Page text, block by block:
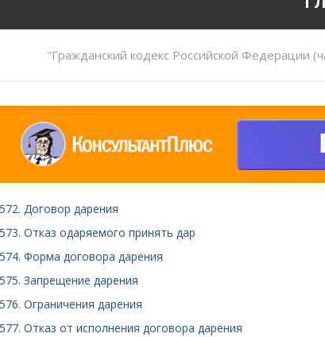
"Гражданский кодекс Российской Федерации
Договор дарения
Отказ одаряемого принять дар
Форма договора дарения
Запрещение дарения
Ограничения дарения
Отказ от исполнения договора дарения